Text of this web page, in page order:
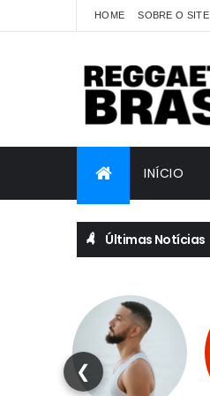
HOME SOBRE O SITE
INÍCIO
Últimas Notícias
❮